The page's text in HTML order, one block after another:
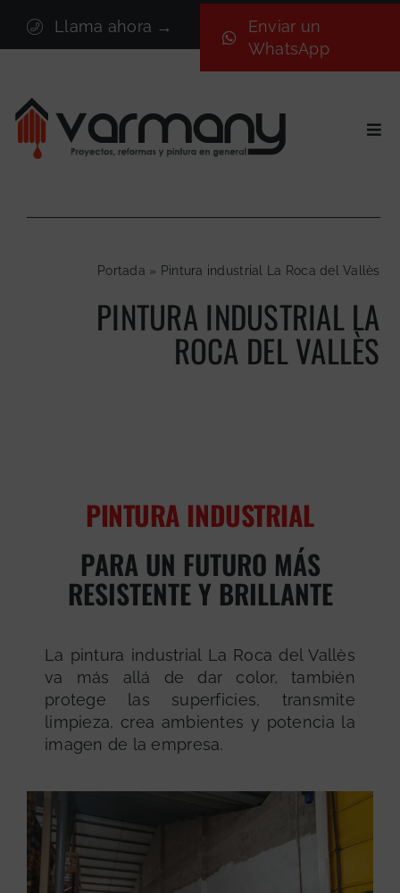
contenido
Llama ahora →
Enviar un
WhatsApp
Sectores
ProyectosPortada » Pintura industrial La Roca del Vallès
PINTURA INDUSTRIAL LA
ROCA DEL VALLÈS
PINTURA INDUSTRIAL
PARA UN FUTURO MÁS
RESISTENTE Y BRILLANTE
La pintura industrial La Roca del Vallès
va más allá de dar color, también
protege las superficies, transmite
limpieza, crea ambientes y potencia la
imagen de la empresa.